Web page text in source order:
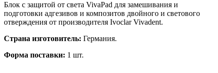
Блок с защитой от света VivaPad для замешивания и
подготовки адгезивов и композитов двойного и светового
отверждения от производителя Ivoclar Vivadent.
Страна изготовитель: Германия.
Форма поставки: 1 шт.